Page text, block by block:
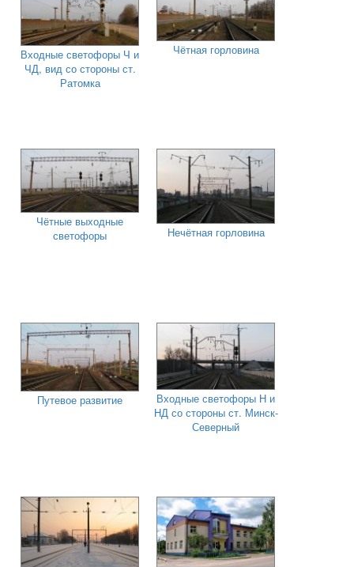
Входные светофоры Ч и
ЧД, вид со стороны ст.
Ратомка
Чётная горловина
Чётные выходные
светофоры
Нечётная горловина
Путевое развитие
Входные светофоры Н и
НД со стороны ст. Минск-
Северный